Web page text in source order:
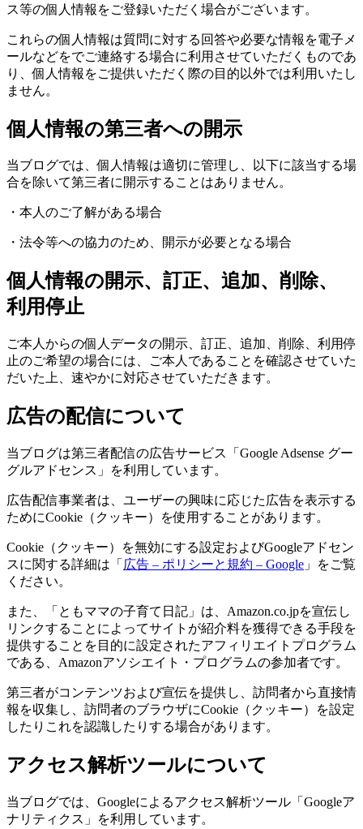
ス等の個人情報をご登録いただく場合がございます。
これらの個人情報は質問に対する回答や必要な情報を電子メ
ールなどをでご連絡する場合に利用させていただくものであ
り、個人情報をご提供いただく際の目的以外では利用いたし
ません。
個人情報の第三者への開示
当ブログでは、個人情報は適切に管理し、以下に該当する場
合を除いて第三者に開示することはありません。
・本人のご了解がある場合
・法令等への協力のため、開示が必要となる場合
個人情報の開示、訂正、追加、削除、
利用停止
ご本人からの個人データの開示、訂正、追加、削除、利用停
止のご希望の場合には、ご本人であることを確認させていた
だいた上、速やかに対応させていただきます。
広告の配信について
当ブログは第三者配信の広告サービス「Google Adsense グー
グルアドセンス」を利用しています。
広告配信事業者は、ユーザーの興味に応じた広告を表示する
ためにCookie（クッキー）を使用することがあります。
Cookie（クッキー）を無効にする設定およびGoogleアドセン
スに関する詳細は「 広告 – ポリシーと規約 – Google 」をご覧
ください。
また、「ともママの子育て日記」は、Amazon.co.jpを宣伝し
リンクすることによってサイトが紹介料を獲得できる手段を
提供することを目的に設定されたアフィリエイトプログラム
である、Amazonアソシエイト・プログラムの参加者です。
第三者がコンテンツおよび宣伝を提供し、訪問者から直接情
報を収集し、訪問者のブラウザにCookie（クッキー）を設定
したりこれを認識したりする場合があります。
アクセス解析ツールについて
当ブログでは、Googleによるアクセス解析ツール「Googleア
ナリティクス」を利用しています。